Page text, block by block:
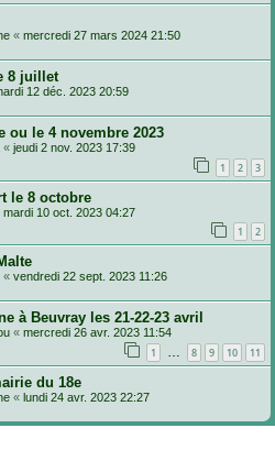
« mercredi 27 mars 2024 21:50
8 juillet
12 déc. 2023 20:59
ou le 4 novembre 2023
« jeudi 2 nov. 2023 17:39
1 2 3
le 8 octobre
mardi 10 oct. 2023 04:27
1 2
« vendredi 22 sept. 2023 11:26
à Beuvray les 21-22-23 avril
« mercredi 26 avr. 2023 11:54
1 … 8 9 10 11
du 18e
« lundi 24 avr. 2023 22:27